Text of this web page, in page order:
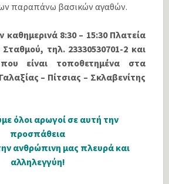
παραπάνω βασικών αγαθών.
8:30 – 15:30 Πλατεία
τηλ. 23330530701-2 και
είναι τοποθετημένα στα
– Πίτσιας – Σκλαβενίτης
όλοι αρωγοί σε αυτή την
προσπάθεια
ανθρώπινη μας πλευρά και
αλληλεγγύη!